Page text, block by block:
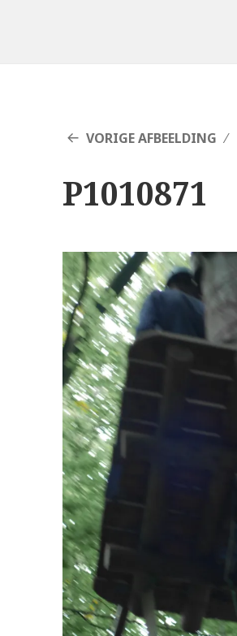
VORIGE AFBEELDING
P1010871